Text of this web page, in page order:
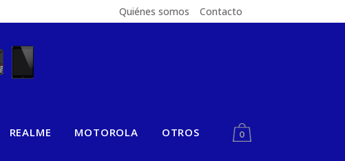
Quiénes somos Contacto
REALME MOTOROLA OTROS 0